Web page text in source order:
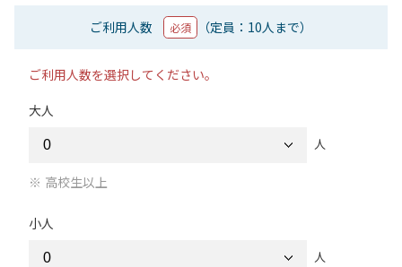
ご利用人数 必須 （定員：10人まで）
ご利用人数を選択してください。
大人
人
高校生以上
小人
人